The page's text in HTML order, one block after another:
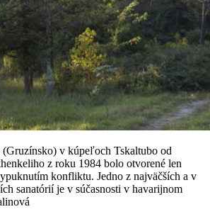
(Gruzínsko) v kúpeľoch Tskaltubo od
z roku 1984 bolo otvorené len
konfliktu. Jedno z najväčších a v
sanatórií je v súčasnosti v havarijnom